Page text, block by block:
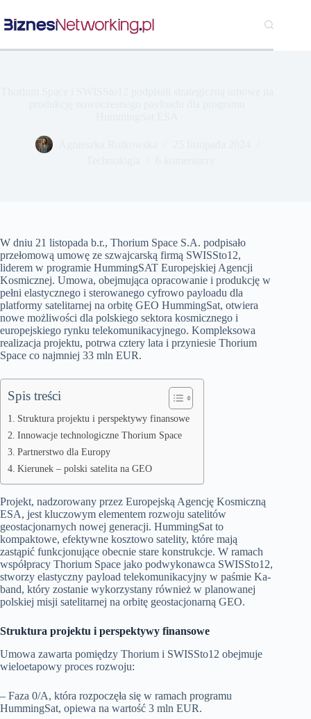
do
treści
W dniu 21 listopada b.r., Thorium Space S.A. podpisało
przełomową umowę ze szwajcarską firmą SWISSto12,
liderem w programie HummingSAT Europejskiej Agencji
Kosmicznej. Umowa, obejmująca opracowanie i produkcję w
pełni elastycznego i sterowanego cyfrowo payloadu dla
platformy satelitarnej na orbitę GEO HummingSat, otwiera
nowe możliwości dla polskiego sektora kosmicznego i
europejskiego rynku telekomunikacyjnego. Kompleksowa
realizacja projektu, potrwa cztery lata i przyniesie Thorium
Space co najmniej 33 mln EUR.
Spis treści
Struktura projektu i perspektywy finansowe
Innowacje technologiczne Thorium Space
Partnerstwo dla Europy
Kierunek – polski satelita na GEO
Projekt, nadzorowany przez Europejską Agencję Kosmiczną
ESA, jest kluczowym elementem rozwoju satelitów
geostacjonarnych nowej generacji. HummingSat to
kompaktowe, efektywne kosztowo satelity, które mają
zastąpić funkcjonujące obecnie stare konstrukcje. W ramach
współpracy Thorium Space jako podwykonawca SWISSto12,
stworzy elastyczny payload telekomunikacyjny w paśmie Ka-
band, który zostanie wykorzystany również w planowanej
polskiej misji satelitarnej na orbitę geostacjonarną GEO.
Struktura projektu i perspektywy finansowe
Umowa zawarta pomiędzy Thorium i SWISSto12 obejmuje
wieloetapowy proces rozwoju:
– Faza 0/A, która rozpoczęła się w ramach programu
HummingSat, opiewa na wartość 3 mln EUR.